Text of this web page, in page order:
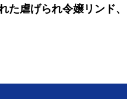
虐げられ令嬢リンド、